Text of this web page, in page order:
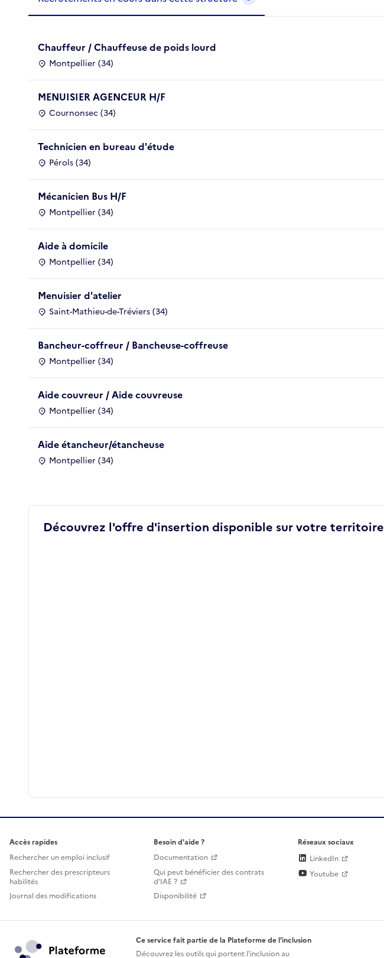
Chauffeur / Chauffeuse de poids lourd
Montpellier (34)
MENUISIER AGENCEUR H/F
Cournonsec (34)
Technicien en bureau d'étude
Pérols (34)
Mécanicien Bus H/F
Montpellier (34)
Aide à domicile
Montpellier (34)
Menuisier d'atelier
Saint-Mathieu-de-Tréviers (34)
Bancheur-coffreur / Bancheuse-coffreuse
Montpellier (34)
Aide couvreur / Aide couvreuse
Montpellier (34)
Aide étancheur/étancheuse
Montpellier (34)
Découvrez l'offre d'insertion disponible sur votre territoire
Accès rapides
Rechercher un emploi inclusif
Rechercher des prescripteurs
habilités
Journal des modifications
Besoin d'aide ?
Documentation
Qui peut bénéficier des contrats
d'IAE ?
Disponibilité
Réseaux sociaux
LinkedIn
Youtube
Ce service fait partie de la Plateforme de l’inclusion
Découvrez les outils qui portent l'inclusion au